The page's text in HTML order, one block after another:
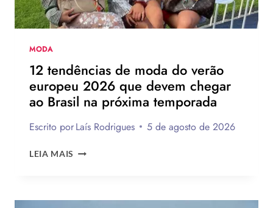
MODA
12 tendências de moda do verão
europeu 2026 que devem chegar
ao Brasil na próxima temporada
Escrito porLaís Rodrigues 5 de agosto de 2026
LEIA MAIS
DO